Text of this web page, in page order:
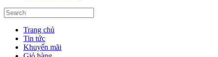
Trang chủ
Tin tức
Khuyến mãi